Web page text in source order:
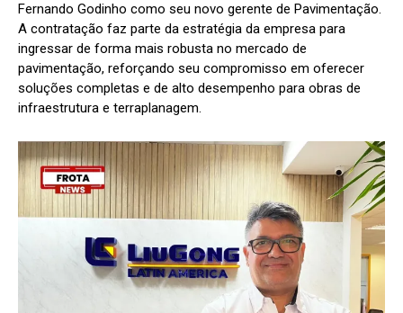
Fernando Godinho como seu novo gerente de Pavimentação.
A contratação faz parte da estratégia da empresa para
ingressar de forma mais robusta no mercado de
pavimentação, reforçando seu compromisso em oferecer
soluções completas e de alto desempenho para obras de
infraestrutura e terraplanagem.